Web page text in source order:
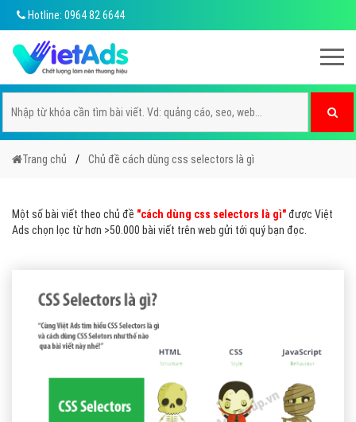
Hotline: 0964 82 6644
Trang chủ Chủ đề cách dùng css selectors là gì
Một số bài viết theo chủ đề "cách dùng css selectors là gì"được Việt
Ads chọn lọc từ hơn >50.000 bài viết trên web gửi tới quý bạn đọc.